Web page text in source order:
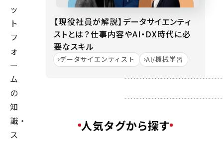
ッ
ト
フ
ォ
ー
ム
の
知
識・
ス
【現役社員が解説】データサイエンティ
ストとは？仕事内容やAI・DX時代に必
要なスキル
データサイエンティスト AI/機械学習
人気タグから探す